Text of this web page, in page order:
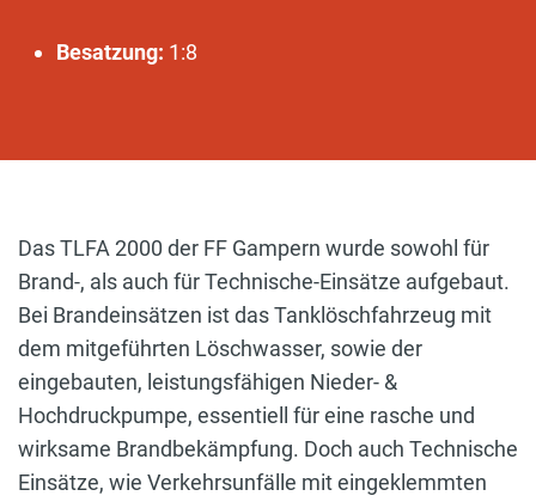
Besatzung: 1:8
Das TLFA 2000 der FF Gampern wurde sowohl für
Brand-, als auch für Technische-Einsätze aufgebaut.
Bei Brandeinsätzen ist das Tanklöschfahrzeug mit
dem mitgeführten Löschwasser, sowie der
eingebauten, leistungsfähigen Nieder- &
Hochdruckpumpe, essentiell für eine rasche und
wirksame Brandbekämpfung. Doch auch Technische
Einsätze, wie Verkehrsunfälle mit eingeklemmten